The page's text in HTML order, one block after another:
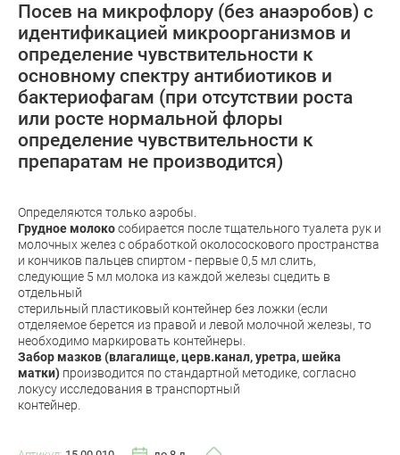
Посев на микрофлору (без анаэробов) с
идентификацией микроорганизмов и
определение чувствительности к
основному спектру антибиотиков и
бактериофагам (при отсутствии роста
или росте нормальной флоры
определение чувствительности к
препаратам не производится)
Определяются только аэробы.
Грудное молокособирается после тщательного туалета рук и
молочных желез с обработкой околососкового пространства
и кончиков пальцев спиртом - первые 0,5 мл слить,
следующие 5 мл молока из каждой железы сцедить в
отдельный
стерильный пластиковый контейнер без ложки (если
отделяемое берется из правой и левой молочной железы, то
необходимо маркировать контейнеры.
Забор мазков (влагалище, церв.канал, уретра, шейка
матки) производится по стандартной методике, согласно
локусу исследования в транспортный
контейнер.